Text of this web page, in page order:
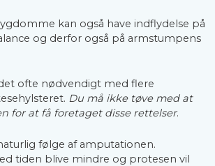
kan også have indflydelse på
og derfor også på armstumpens
ofte nødvendigt med flere
Du må ikke tøve med at
for at få foretaget disse rettelser.
følge af amputationen.
tiden blive mindre og protesen vil